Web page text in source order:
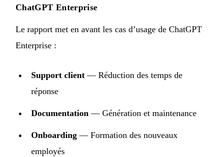
ChatGPT Enterprise
Le rapport met en avant les cas d’usage de ChatGPT
Enterprise :
Support client — Réduction des temps de
réponse
Documentation — Génération et maintenance
Onboarding — Formation des nouveaux
employés